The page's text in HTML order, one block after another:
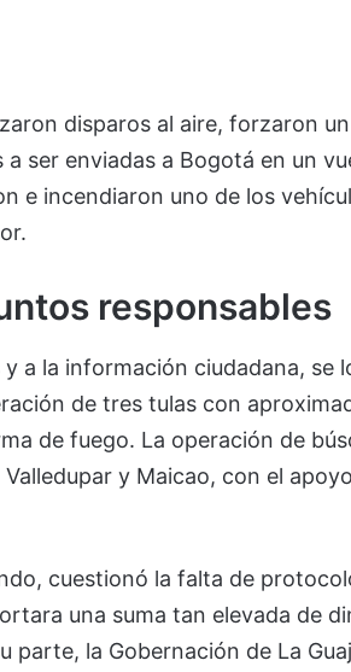
disparos al aire, forzaron
ser enviadas a Bogotá en un
e incendiaron uno de los
responsables
a la información ciudadana, se
de tres tulas con
de fuego. La operación de
y Maicao, con el
cuestionó la falta de
una suma tan elevada de
parte, la Gobernación de La